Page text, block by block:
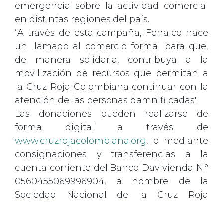
emergencia sobre la actividad comercial
en distintas regiones del país.
“A través de esta campaña, Fenalco hace
un llamado al comercio formal para que,
de manera solidaria, contribuya a la
movilización de recursos que permitan a
la Cruz Roja Colombiana continuar con la
atención de las personas damnifi cadas".
Las donaciones pueden realizarse de
forma digital a través de
www.cruzrojacolombiana.org, o mediante
consignaciones y transferencias a la
cuenta corriente del Banco Davivienda N.°
0560455069996904, a nombre de la
Sociedad Nacional de la Cruz Roja